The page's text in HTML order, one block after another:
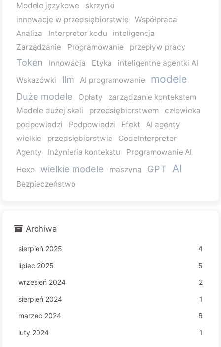
Modele językowe
skrzynki
innowacje w przedsiębiorstwie
Współpraca
Analiza
Interpretor kodu
inteligencja
Zarządzanie
Programowanie przepływ pracy
Token Innowacja Etyka
inteligentne agentki AI
Wskazówki
llm AI programowanie modele
Duże modele Opłaty
zarządzanie kontekstem
Modele dużej skali
przedsiębiorstwem
człowieka
podpowiedzi
Podpowiedzi Efekt
AI agenty
wielkie
przedsiębiorstwie
CodeInterpreter
Agenty
Inżynieria kontekstu
Programowanie AI
Hexo
wielkie modele maszyną GPT AI
Bezpieczeństwo
Archiwa
sierpień 2025
4
lipiec 2025
5
wrzesień 2024
2
sierpień 2024
1
marzec 2024
6
luty 2024
1